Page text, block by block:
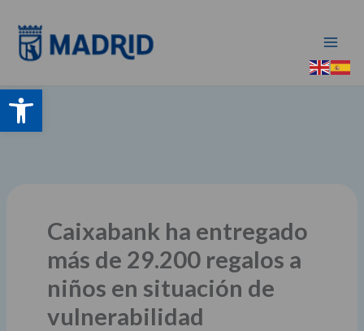
Abrir barra de herramientas
contenido
Caixabank ha entregado
más de 29.200 regalos a
niños en situación de
vulnerabilidad